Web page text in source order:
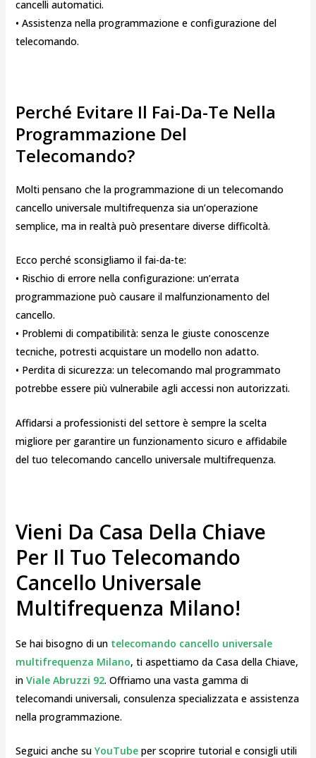
cancelli automatici.
• Assistenza nella programmazione e configurazione del
telecomando.
Perché Evitare Il Fai-Da-Te Nella
Programmazione Del
Telecomando?
Molti pensano che la programmazione di un telecomando
cancello universale multifrequenza sia un’operazione
semplice, ma in realtà può presentare diverse difficoltà.
Ecco perché sconsigliamo il fai-da-te:
• Rischio di errore nella configurazione: un’errata
programmazione può causare il malfunzionamento del
cancello.
• Problemi di compatibilità: senza le giuste conoscenze
tecniche, potresti acquistare un modello non adatto.
• Perdita di sicurezza: un telecomando mal programmato
potrebbe essere più vulnerabile agli accessi non autorizzati.
Affidarsi a professionisti del settore è sempre la scelta
migliore per garantire un funzionamento sicuro e affidabile
del tuo telecomando cancello universale multifrequenza.
Vieni Da Casa Della Chiave
Per Il Tuo Telecomando
Cancello Universale
Multifrequenza Milano!
Se hai bisogno di un telecomando cancello universale
multifrequenza Milano, ti aspettiamo da Casa della Chiave,
in Viale Abruzzi 92. Offriamo una vasta gamma di
telecomandi universali, consulenza specializzata e assistenza
nella programmazione.
Seguici anche su YouTube per scoprire tutorial e consigli utili